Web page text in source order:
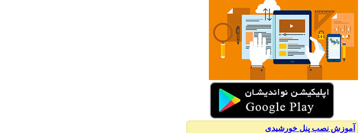
آموزش نصب پنل خورشیدی